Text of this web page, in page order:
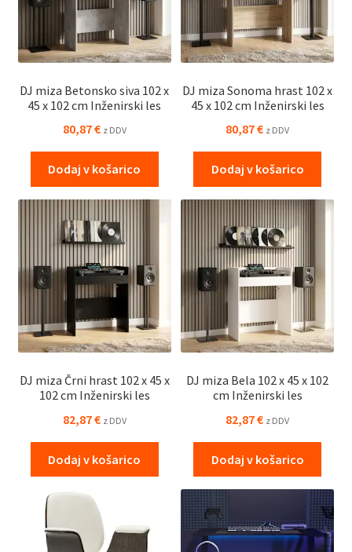
DJ miza Betonsko siva 102 x
45 x 102 cm Inženirski les
80,87€ z DDV
Dodaj v košarico
DJ miza Sonoma hrast 102 x
45 x 102 cm Inženirski les
80,87€ z DDV
Dodaj v košarico
DJ miza Črni hrast 102 x 45 x
102 cm Inženirski les
82,87€ z DDV
Dodaj v košarico
DJ miza Bela 102 x 45 x 102
cm Inženirski les
82,87€ z DDV
Dodaj v košarico